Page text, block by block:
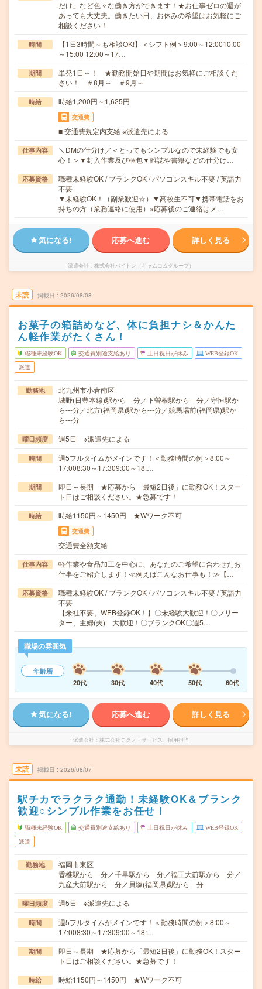
だけ」など色々な働き方ができます！★お仕事ゼロの週が
あっても大丈夫。働きたい日、お休みの希望はお気軽にご
相談ください！
時間
【1日3時間～も相談OK!】＜シフト例＞9:00～12:0010:00
～15:00 12:00～17…
期間
単発1日～！ ★勤務開始日や期間はお気軽にご相談くだ
さい！ ＃8月～ ＃9月～
時給 時給1,200円～1,625円
交通費
■ 交通費規定内支給 ※派遣先による
仕事内容
＼DMの仕分け／＜とってもシンプルなので未経験でも安
心！＞▼封入作業及び梱包▼雑誌や書籍などの仕分け…
応募資格
職種未経験OK / ブランクOK / パソコンスキル不要 / 英語力
不要
▼未経験OK！（副業歓迎☆）▼高校生不可▼携帯電話をお
持ちの方（業務連絡に使用）※応募後のご連絡はメ…
気になる! 応募へ進む 詳しく見る
派遣会社 株式会社バイトレ（キャムコムグループ）
未読 掲載日 2026/08/08
お菓子の箱詰めなど、体に負担ナシ＆かんた
ん軽作業がたくさん！
職種未経験OK 交通費別途支給あり 土日祝日が休み WEB登録OK
派遣
勤務地
北九州市小倉南区
城野(日豊本線)駅から---分／下曽根駅から---分／守恒駅か
ら---分／北方(福岡県)駅から---分／競馬場前(福岡県)駅か
ら---分
曜日頻度 週5日 ※派遣先による
時間
週5フルタイムがメインです！＜勤務時間の例＞8:00～
17:008:30～17:309:00～18:…
期間
即日～長期 ★応募から「最短2日後」に勤務OK！スター
ト日はご相談ください。★急募です！
時給 時給1150円～1450円 ★Wワーク不可
交通費
交通費全額支給
仕事内容
軽作業や食品加工を中心に、あなたのご希望に合わせたお
仕事をご紹介します！≪例えばこんなお仕事も！≫【…
応募資格
職種未経験OK / ブランクOK / パソコンスキル不要 / 英語力
不要
【来社不要、WEB登録OK！】〇未経験大歓迎！〇フリー
ター、主婦(夫) 大歓迎！〇ブランクOK〇週5…
職場の雰囲気
年齢層
20代
30代 40代 50代 60代
気になる! 応募へ進む 詳しく見る
派遣会社 株式会社テクノ・サービス 採用担当
未読 掲載日 2026/08/07
駅チカでラクラク通勤！未経験OK＆ブランク
歓迎○シンプル作業をお任せ！
職種未経験OK 交通費別途支給あり 土日祝日が休み WEB登録OK
派遣
勤務地
福岡市東区
香椎駅から---分／千早駅から---分／福工大前駅から---分／
九産大前駅から---分／貝塚(福岡県)駅から---分
曜日頻度 週5日 ※派遣先による
時間
週5フルタイムがメインです！＜勤務時間の例＞8:00～
17:008:30～17:309:00～18:…
期間
即日～長期 ★応募から「最短2日後」に勤務OK！スター
ト日はご相談ください。★急募です！
時給 時給1150円～1450円 ★Wワーク不可